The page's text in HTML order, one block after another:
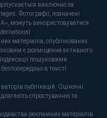
виключно за
Фотографії, позначені
можуть використовуватися
матеріалів, опублікованих
є розміщення активного
пошуковими
в тексті
публікацій. Оціночні
спростуванню та
рекламних матеріалів